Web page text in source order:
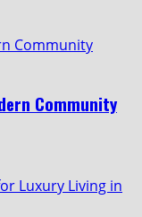
Community
Community
Luxury Living in